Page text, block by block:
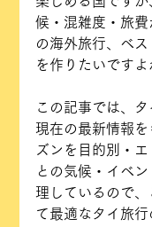
候・混雑度・旅費
の海外旅行、ベ
を作りたいですよ
この記事では、
現在の最新情報
ズンを目的別・
との気候・イベ
理しているので
て最適なタイ旅行